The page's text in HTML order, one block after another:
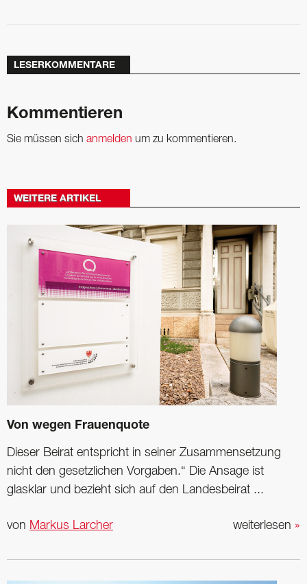
LESERKOMMENTARE
Kommentieren
Sie müssen sich anmelden um zu kommentieren.
WEITERE ARTIKEL
Von wegen Frauenquote
Dieser Beirat entspricht in seiner Zusammensetzung
nicht den gesetzlichen Vorgaben.“ Die Ansage ist
glasklar und bezieht sich auf den Landesbeirat ...
weiterlesen »
von Markus Larcher